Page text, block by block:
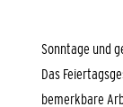
Sonntage und
Das
bemerkbare